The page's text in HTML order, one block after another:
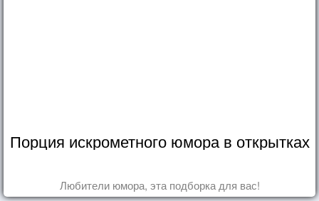
Порция искрометного юмора в открытках
Любители юмора, эта подборка для вас!